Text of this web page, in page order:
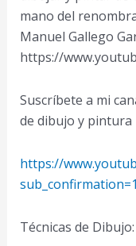
mano del
Manuel Gallego
https://
Suscríbete a mi
de dibujo y pintura
https://
sub_confirmation=1
Técnicas de Dibujo: